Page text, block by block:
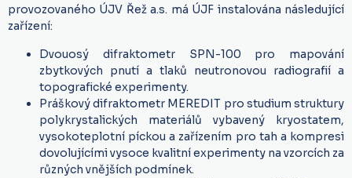
provozovaného ÚJV Řež a.s. má ÚJF instalována následující
zařízení:
Dvouosý difraktometr SPN-100 pro mapování
zbytkových pnutí a tlaků neutronovou radiografií a
topografické experimenty.
Práškový difraktometr MEREDIT pro studium struktury
polykrystalických materiálů vybavený kryostatem,
vysokoteplotní píckou a zařízením pro tah a kompresi
dovolujícími vysoce kvalitní experimenty na vzorcích za
různých vnějších podmínek.